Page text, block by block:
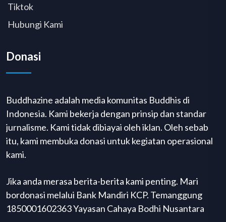
Tiktok
Hubungi Kami
Donasi
Buddhazine adalah media komunitas Buddhis di
Indonesia. Kami bekerja dengan prinsip dan standar
jurnalisme. Kami tidak dibiayai oleh iklan. Oleh sebab
itu, kami membuka donasi untuk kegiatan operasional
kami.
Jika anda merasa berita-berita kami penting. Mari
bordonasi melalui Bank Mandiri KCP. Temanggung
1850001602363 Yayasan Cahaya Bodhi Nusantara